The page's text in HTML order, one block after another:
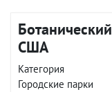
США ‎
Категория
Городские парки